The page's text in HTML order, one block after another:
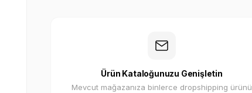
Ürün Kataloğunuzu Genişletin
Mevcut mağazanıza binlerce dropshipping ürünü